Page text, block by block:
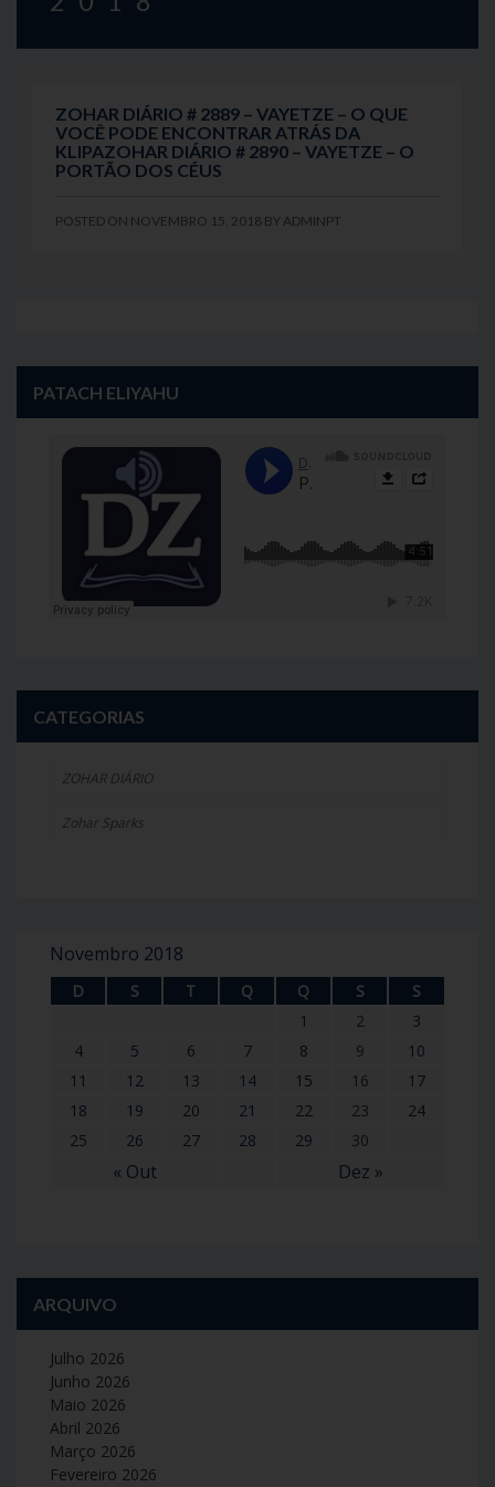
ZOHAR DIÁRIO # 2889 – VAYETZE – O QUE
VOCÊ PODE ENCONTRAR ATRÁS DA
KLIPAZOHAR DIÁRIO # 2890 – VAYETZE – O
PORTÃO DOS CÉUS
POSTED ON NOVEMBRO 15, 2018 BY ADMINPT
PATACH ELIYAHU
CATEGORIAS
ZOHAR DIÁRIO
Zohar Sparks
Novembro 2018
D S T Q Q S S
« Out Dez »
1 2
3
4
5 6 7 8 9
10
11
12 13 14 15 16
17
18
19 20 21 22 23
24
25
26 27 28 29 30
ARQUIVO
Julho 2026
Junho 2026
Maio 2026
Abril 2026
Março 2026
Fevereiro 2026